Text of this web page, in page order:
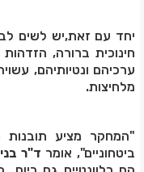
יחד עם זאת,יש לשים לב
חינוכית ברורה,
ערכיהם ונטיותיהם,
מלחיצות.
"המחקר מציע תובנות
ביטחוניים", אומר ד"ר